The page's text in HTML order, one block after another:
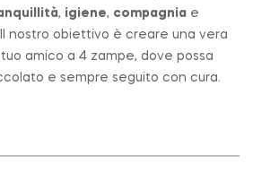
, igiene, compagnia e
nostro obiettivo è creare una vera
amico a 4 zampe, dove possa
e sempre seguito con cura.